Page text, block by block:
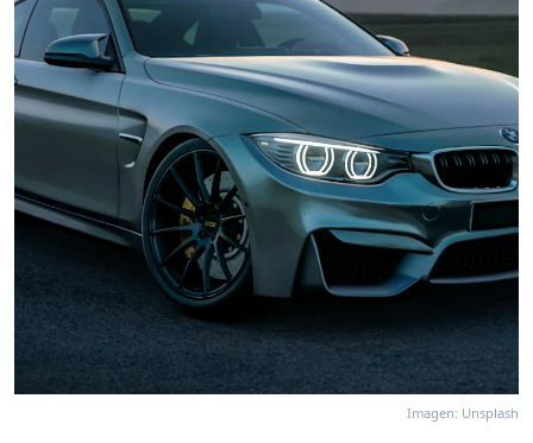
Imagen: Unsplash